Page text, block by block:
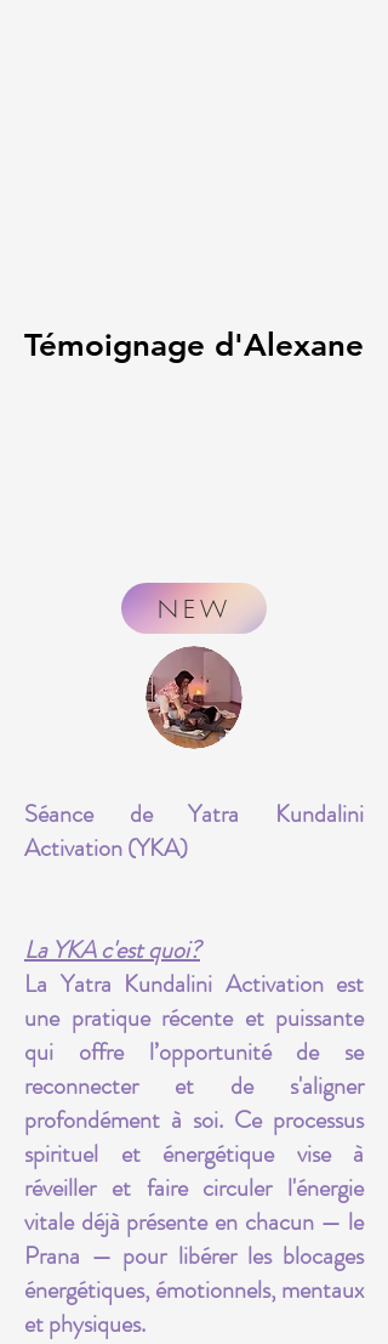
Témoignage d'Alexane
Témoignage d'Alexane
NEW
Séance de Yatra Kundalini
Activation (YKA)
La YKA c'est quoi?
La Yatra Kundalini Activation est
une pratique récente et puissante
qui offre l’opportunité de se
reconnecter et de s'aligner
profondément à soi. Ce processus
spirituel et énergétique vise à
réveiller et faire circuler l'énergie
vitale déjà présente en chacun — le
Prana — pour libérer les blocages
énergétiques, émotionnels, mentaux
et physiques.